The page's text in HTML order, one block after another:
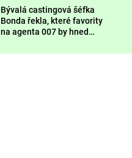
Sledujte nás
Bývalá castingová šéfka
Bonda řekla, které favority
na agenta 007 by hned